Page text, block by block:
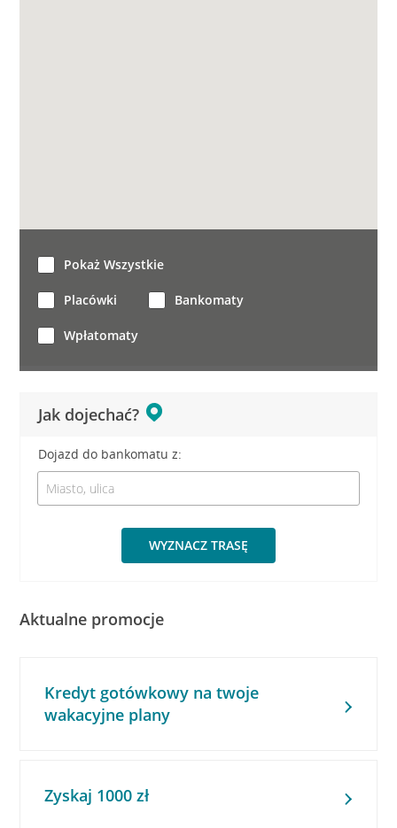
Jak dojechać?
Dojazd do bankomatu z:
WYZNACZ TRASĘ
Pokaż Wszystkie
Placówki Bankomaty
Wpłatomaty
Aktualne promocje
Kredyt gotówkowy na twoje
wakacyjne plany
Zyskaj 1000 zł